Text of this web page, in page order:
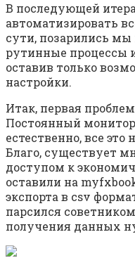
В последующей
автоматизировать
сути, позарились мы
рутинные процессы
оставив только
настройки.
Итак, первая
Постоянный
естественно, все
Благо, существует
доступом к
оставили на
экспорта в csv
парсился
получения данных